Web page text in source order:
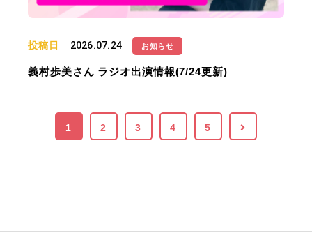
投稿日 2026.07.24 お知らせ
義村歩美さん ラジオ出演情報(7/24更新)
1 2 3 4 5